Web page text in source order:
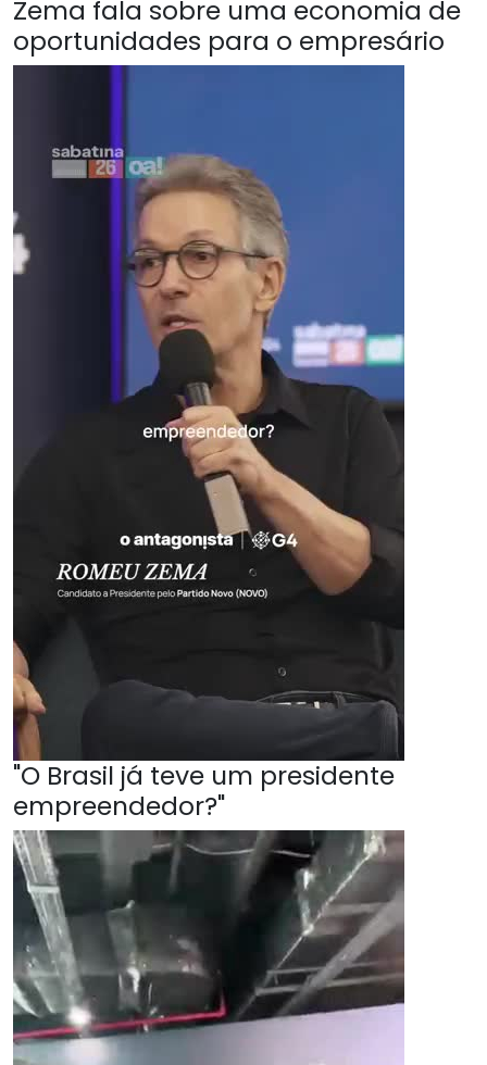
Zema fala sobre uma economia de
oportunidades para o empresário
"O Brasil já teve um presidente
empreendedor?"